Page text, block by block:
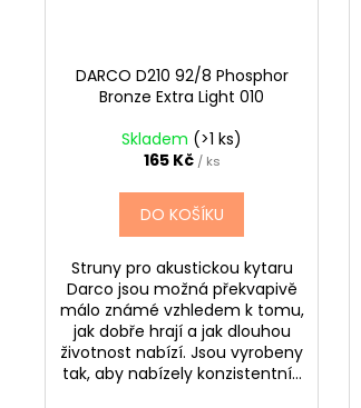
DARCO D210 92/8 Phosphor
Bronze Extra Light 010
Skladem (>1 ks)
165 Kč / ks
DO KOŠÍKU
Struny pro akustickou kytaru
Darco jsou možná překvapivě
málo známé vzhledem k tomu,
jak dobře hrají a jak dlouhou
životnost nabízí. Jsou vyrobeny
tak, aby nabízely konzistentní...